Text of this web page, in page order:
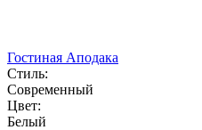
Гостиная Аподака
Стиль:
Современный
Цвет:
Белый